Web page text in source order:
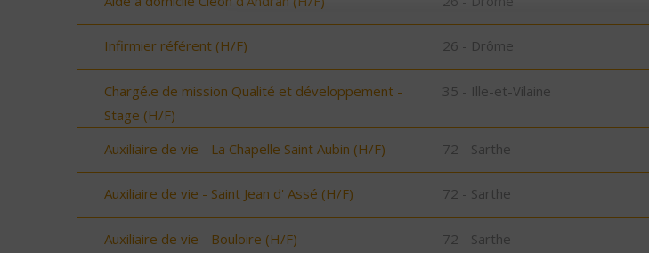
Infirmier référent (H/F) 26 - Drôme
Chargé.e de mission Qualité et développement -
Stage (H/F)
35 - Ille-et-Vilaine
Auxiliaire de vie - La Chapelle Saint Aubin (H/F) 72 - Sarthe
Auxiliaire de vie - Saint Jean d' Assé (H/F) 72 - Sarthe
Auxiliaire de vie - Bouloire (H/F) 72 - Sarthe